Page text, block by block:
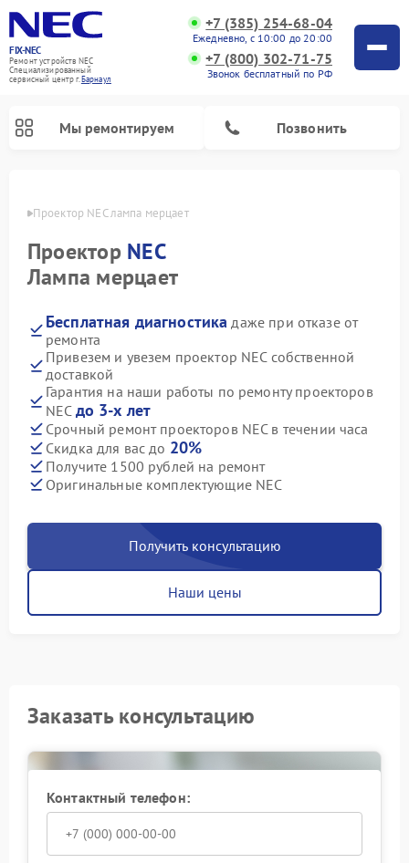
FIX-NEC
Ремонт устройств NEC
Специализированный
cервисный центр г.Барнаул
+7 (385) 254-68-04
Ежедневно, с 10:00 до 20:00
+7 (800) 302-71-75
Звонок бесплатный по РФ
Мы ремонтируем Позвонить
Проектор NEC лампа мерцает
Проектор NEC
Лампа мерцает
Бесплатная диагностика даже при отказе от
ремонта
Привезем и увезем проектор NEC собственной
доставкой
Гарантия на наши работы по ремонту проекторов
NEC до 3-х лет
Срочный ремонт проекторов NEC в течении часа
Скидка для вас до 20%
Получите 1500 рублей на ремонт
Оригинальные комплектующие NEC
Получить консультацию
Наши цены
Заказать консультацию
Контактный телефон: